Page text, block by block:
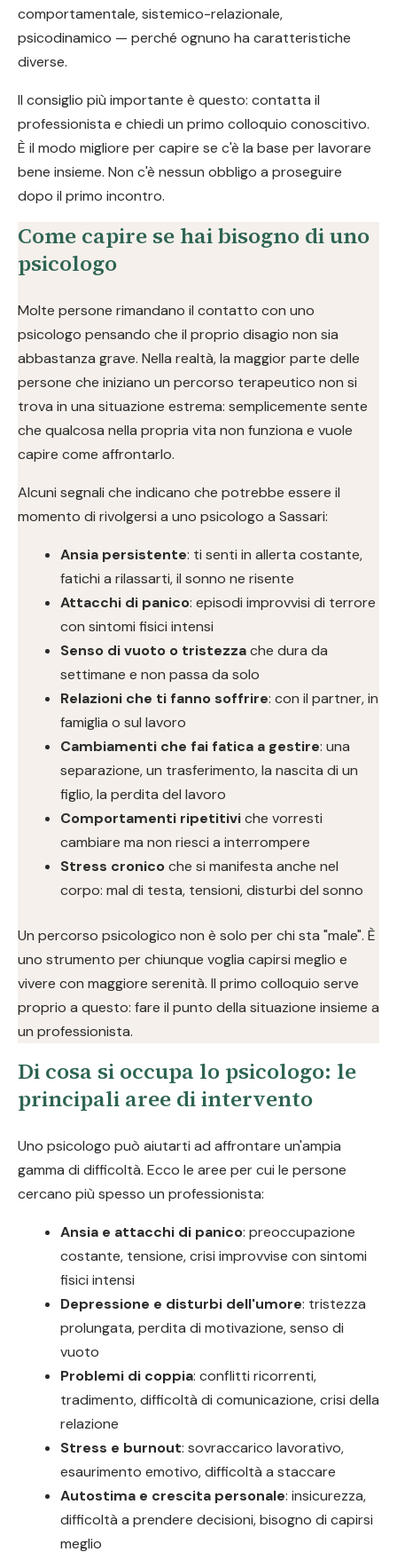
comportamentale, sistemico-relazionale,
psicodinamico — perché ognuno ha caratteristiche
diverse.
Il consiglio più importante è questo: contatta il
professionista e chiedi un primo colloquio conoscitivo.
È il modo migliore per capire se c'è la base per lavorare
bene insieme. Non c'è nessun obbligo a proseguire
dopo il primo incontro.
Come capire se hai bisogno di uno
psicologo
Molte persone rimandano il contatto con uno
psicologo pensando che il proprio disagio non sia
abbastanza grave. Nella realtà, la maggior parte delle
persone che iniziano un percorso terapeutico non si
trova in una situazione estrema: semplicemente sente
che qualcosa nella propria vita non funziona e vuole
capire come affrontarlo.
Alcuni segnali che indicano che potrebbe essere il
momento di rivolgersi a uno psicologo a Sassari:
Ansia persistente: ti senti in allerta costante,
fatichi a rilassarti, il sonno ne risente
Attacchi di panico: episodi improvvisi di terrore
con sintomi fisici intensi
Senso di vuoto o tristezzache dura da
settimane e non passa da solo
Relazioni che ti fanno soffrire: con il partner, in
famiglia o sul lavoro
Cambiamenti che fai fatica a gestire: una
separazione, un trasferimento, la nascita di un
figlio, la perdita del lavoro
Comportamenti ripetitiviche vorresti
cambiare ma non riesci a interrompere
Stress cronicoche si manifesta anche nel
corpo: mal di testa, tensioni, disturbi del sonno
Un percorso psicologico non è solo per chi sta "male". È
uno strumento per chiunque voglia capirsi meglio e
vivere con maggiore serenità. Il primo colloquio serve
proprio a questo: fare il punto della situazione insieme a
un professionista.
Di cosa si occupa lo psicologo: le
principali aree di intervento
Uno psicologo può aiutarti ad affrontare un'ampia
gamma di difficoltà. Ecco le aree per cui le persone
cercano più spesso un professionista:
Ansia e attacchi di panico: preoccupazione
costante, tensione, crisi improvvise con sintomi
fisici intensi
Depressione e disturbi dell'umore: tristezza
prolungata, perdita di motivazione, senso di
vuoto
Problemi di coppia: conflitti ricorrenti,
tradimento, difficoltà di comunicazione, crisi della
relazione
Stress e burnout: sovraccarico lavorativo,
esaurimento emotivo, difficoltà a staccare
Autostima e crescita personale: insicurezza,
difficoltà a prendere decisioni, bisogno di capirsi
meglio